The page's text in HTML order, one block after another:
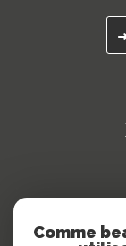
Comme